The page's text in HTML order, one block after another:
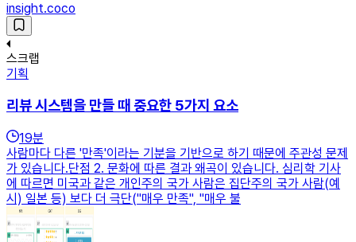
insight.coco
스크랩
기획
리뷰 시스템을 만들 때 중요한 5가지 요소
19분
사람마다 다른 '만족'이라는 기분을 기반으로 하기 때문에 주관성 문제
가 있습니다.단점 2. 문화에 따른 결과 왜곡이 있습니다. 심리학 기사
에 따르면 미국과 같은 개인주의 국가 사람은 집단주의 국가 사람(예
시) 일본 등) 보다 더 극단("매우 만족", "매우 불